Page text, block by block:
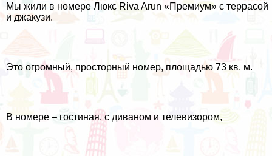
Мы жили в номере Люкс Riva Arun «Премиум» с террасой
и джакузи.
Это огромный, просторный номер, площадью 73 кв. м.
В номере – гостиная, с диваном и телевизором,